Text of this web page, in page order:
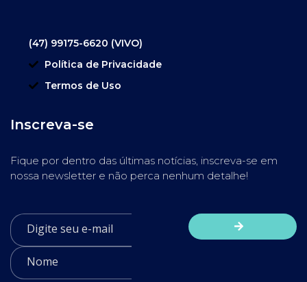
(47) 99175-6620 (VIVO)
Política de Privacidade
Termos de Uso
Inscreva-se
Fique por dentro das últimas notícias, inscreva-se em
nossa newsletter e não perca nenhum detalhe!